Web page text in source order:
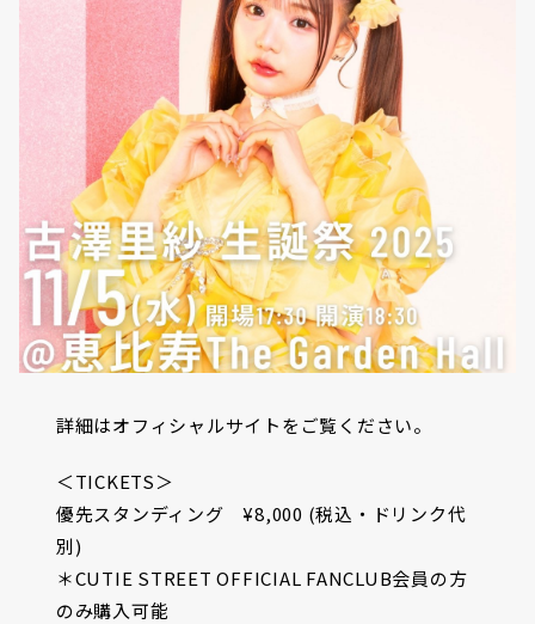
詳細はオフィシャルサイトをご覧ください。
＜TICKETS＞
優先スタンディング ¥8,000 (税込・ドリンク代
別)
＊CUTIE STREET OFFICIAL FANCLUB会員の方
のみ購入可能